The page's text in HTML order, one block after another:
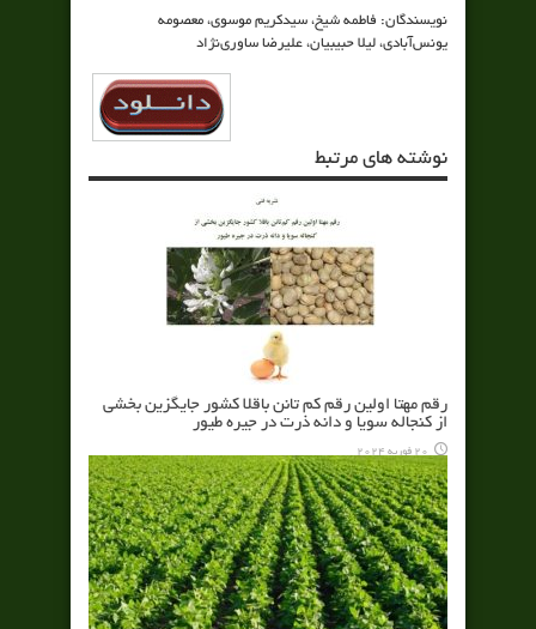
نویسندگان: فاطمه شیخ، سیدکریم موسوی، معصومه
یونس‌آبادی، لیلا حبیبیان، علیرضا ساوری‌نژاد
نوشته های مرتبط
رقم مهتا اولين رقم كم تانن باقلا كشور جايگزين بخشي
از كنجاله سويا و دانه ذرت در جيره طيور
20 فوریه 2024